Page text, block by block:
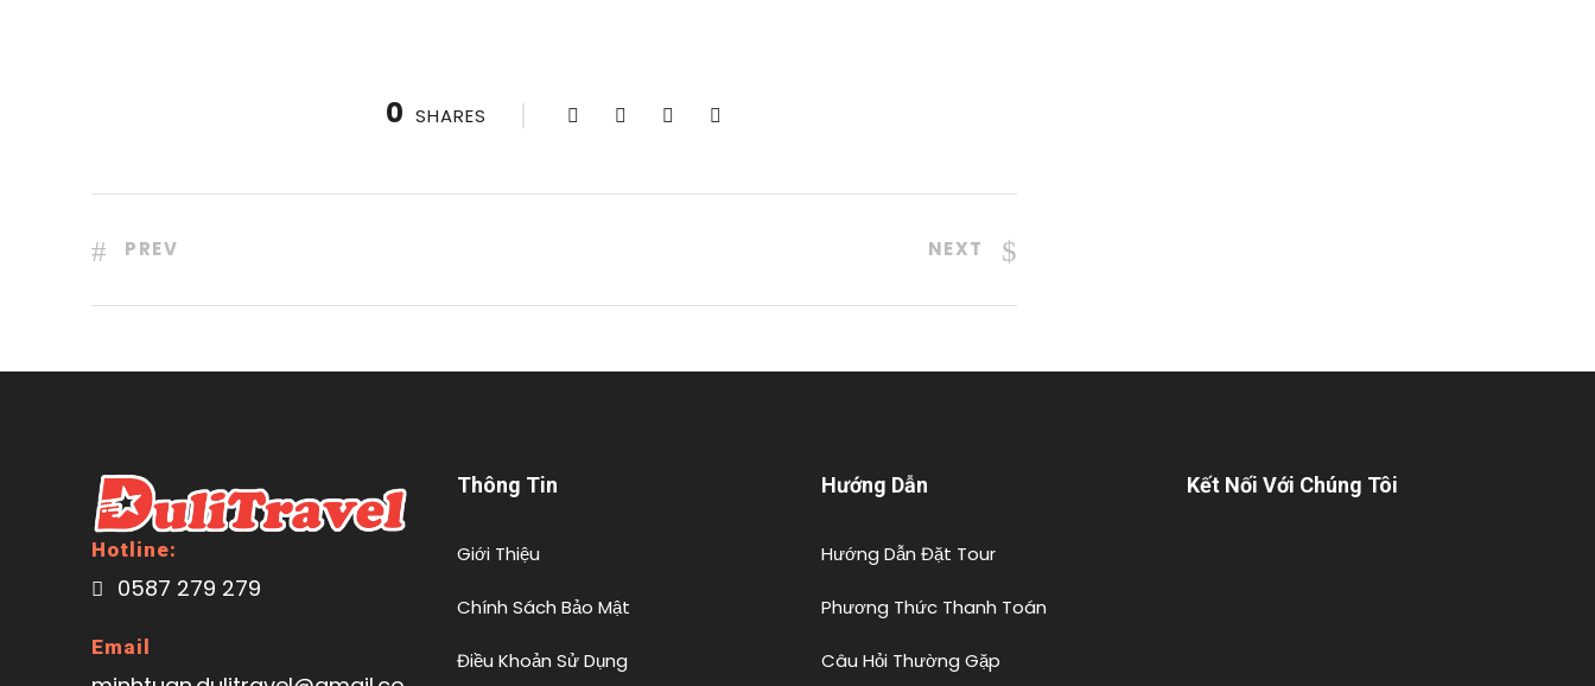
0 SHARES
PREV NEXT
Hotline:
0587 279 279
Email
Thông Tin
Giới Thiệu
Chính Sách Bảo Mật
Điều Khoản Sử Dụng
Hướng Dẫn
Hướng Dẫn Đặt Tour
Phương Thức Thanh Toán
Câu Hỏi Thường Gặp
Kết Nối Với Chúng Tôi